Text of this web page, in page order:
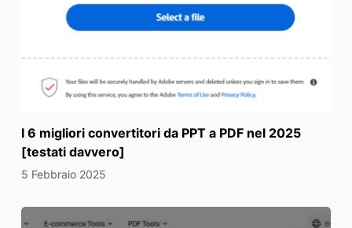
I 6 migliori convertitori da PPT a PDF nel 2025
[testati davvero]
5 Febbraio 2025